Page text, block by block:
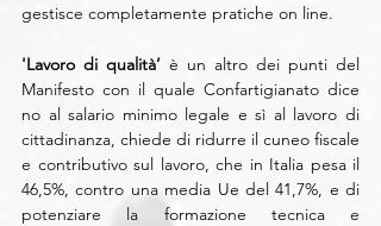
gestisce completamente pratiche on line.
'Lavoro di qualità’ è un altro dei punti del
Manifesto con il quale Confartigianato dice
no al salario minimo legale e sì al lavoro di
cittadinanza, chiede di ridurre il cuneo fiscale
e contributivo sul lavoro, che in Italia pesa il
46,5%, contro una media Ue del 41,7%, e di
potenziare la formazione tecnica e